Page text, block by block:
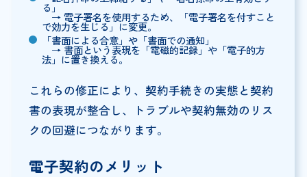
る」
→ 電子署名を使用するため、「電子署名を付すこと
で効力を生じる」に変更。
「書面による合意」や「書面での通知」
→ 書面という表現を「電磁的記録」や「電子的方
法」に置き換える。
これらの修正により、契約手続きの実態と契約
書の表現が整合し、トラブルや契約無効のリス
クの回避につながります。
電子契約のメリット